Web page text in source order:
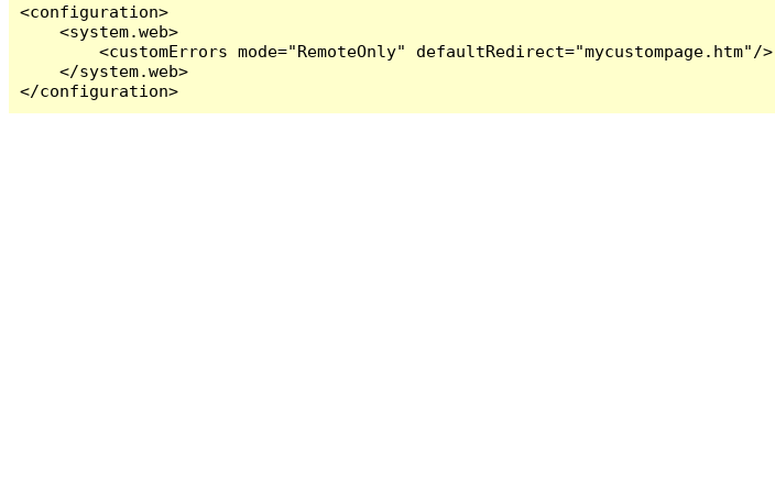
<configuration>
    <system.web>
        <customErrors mode="RemoteOnly" defaultRedirect="mycustompage.htm"/>
    </system.web>
</configuration>